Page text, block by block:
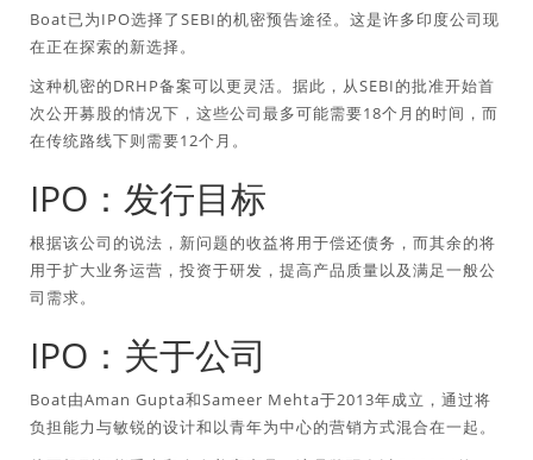
Boat已为IPO选择了SEBI的机密预告途径。这是许多印度公司现
在正在探索的新选择。
这种机密的DRHP备案可以更灵活。据此，从SEBI的批准开始首
次公开募股的情况下，这些公司最多可能需要18个月的时间，而
在传统路线下则需要12个月。
IPO：发行目标
根据该公司的说法，新问题的收益将用于偿还债务，而其余的将
用于扩大业务运营，投资于研发，提高产品质量以及满足一般公
司需求。
IPO：关于公司
Boat由Aman Gupta和Sameer Mehta于2013年成立，通过将
负担能力与敏锐的设计和以青年为中心的营销方式混合在一起。